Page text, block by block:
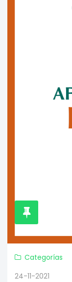
Categorías
24-11-2021